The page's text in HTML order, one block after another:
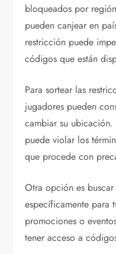
bloqueados por
pueden canjear en
restricción puede
códigos que están
Para sortear las
jugadores pueden
cambiar su
puede violar los
que procede con
Otra opción es
específicamente para
promociones o
tener acceso a